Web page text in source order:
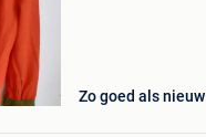
Zo goed als nieuw